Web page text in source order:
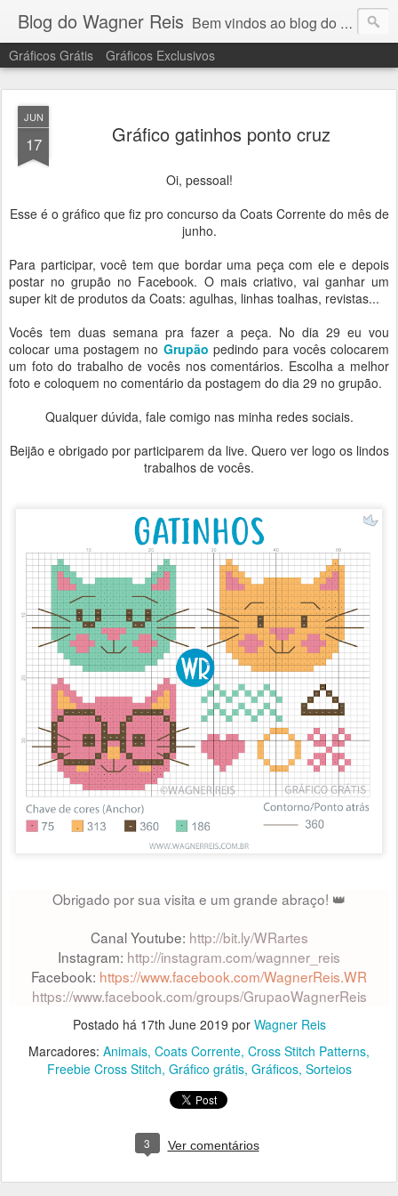
Blog do Wagner Reis Bem vindos ao blog do Wagner Reis. Acompanhe as vídeo aulas de ponto cruz, dicas, gráficos para ponto cruz e artesanatos e tudo para bordados em ponto cruz.
Gráficos Grátis Gráficos Exclusivos
JUN
17 Gráfico gatinhos ponto cruz
Oi, pessoal!
Esse é o gráfico que fiz pro concurso da Coats Corrente do mês de
junho.
Para participar, você tem que bordar uma peça com ele e depois
postar no grupão no Facebook. O mais criativo, vai ganhar um
super kit de produtos da Coats: agulhas, linhas toalhas, revistas...
Vocês tem duas semana pra fazer a peça. No dia 29 eu vou
colocar uma postagem no Grupão pedindo para vocês colocarem
um foto do trabalho de vocês nos comentários. Escolha a melhor
foto e coloquem no comentário da postagem do dia 29 no grupão.
Qualquer dúvida, fale comigo nas minha redes sociais.
Beijão e obrigado por participarem da live. Quero ver logo os lindos
trabalhos de vocês.
Obrigado por sua visita e um grande abraço! 👑
Canal Youtube: http://bit.ly/WRartes
Instagram: http://instagram.com/wagnner_reis
Facebook: https://www.facebook.com/WagnerReis.WR
https://www.facebook.com/groups/GrupaoWagnerReis
Postado há 17th June 2019 por Wagner Reis
Marcadores: Animais Coats Corrente Cross Stitch Patterns
Freebie Cross Stitch Gráfico grátis Gráficos Sorteios
3 Ver comentários